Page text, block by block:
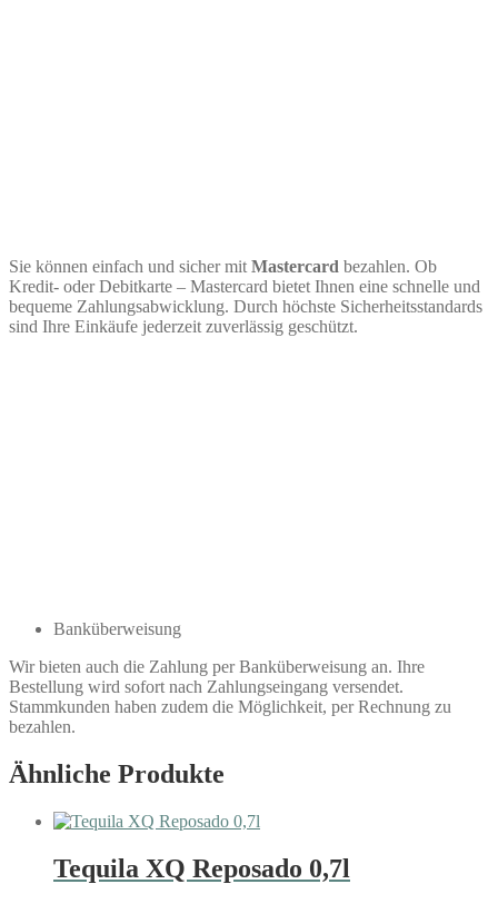
Sie können einfach und sicher mit Mastercard bezahlen. Ob
Kredit- oder Debitkarte – Mastercard bietet Ihnen eine schnelle und
bequeme Zahlungsabwicklung. Durch höchste Sicherheitsstandards
sind Ihre Einkäufe jederzeit zuverlässig geschützt.
Banküberweisung
Wir bieten auch die Zahlung per Banküberweisung an. Ihre
Bestellung wird sofort nach Zahlungseingang versendet.
Stammkunden haben zudem die Möglichkeit, per Rechnung zu
bezahlen.
Ähnliche Produkte
Tequila XQ Reposado 0,7l